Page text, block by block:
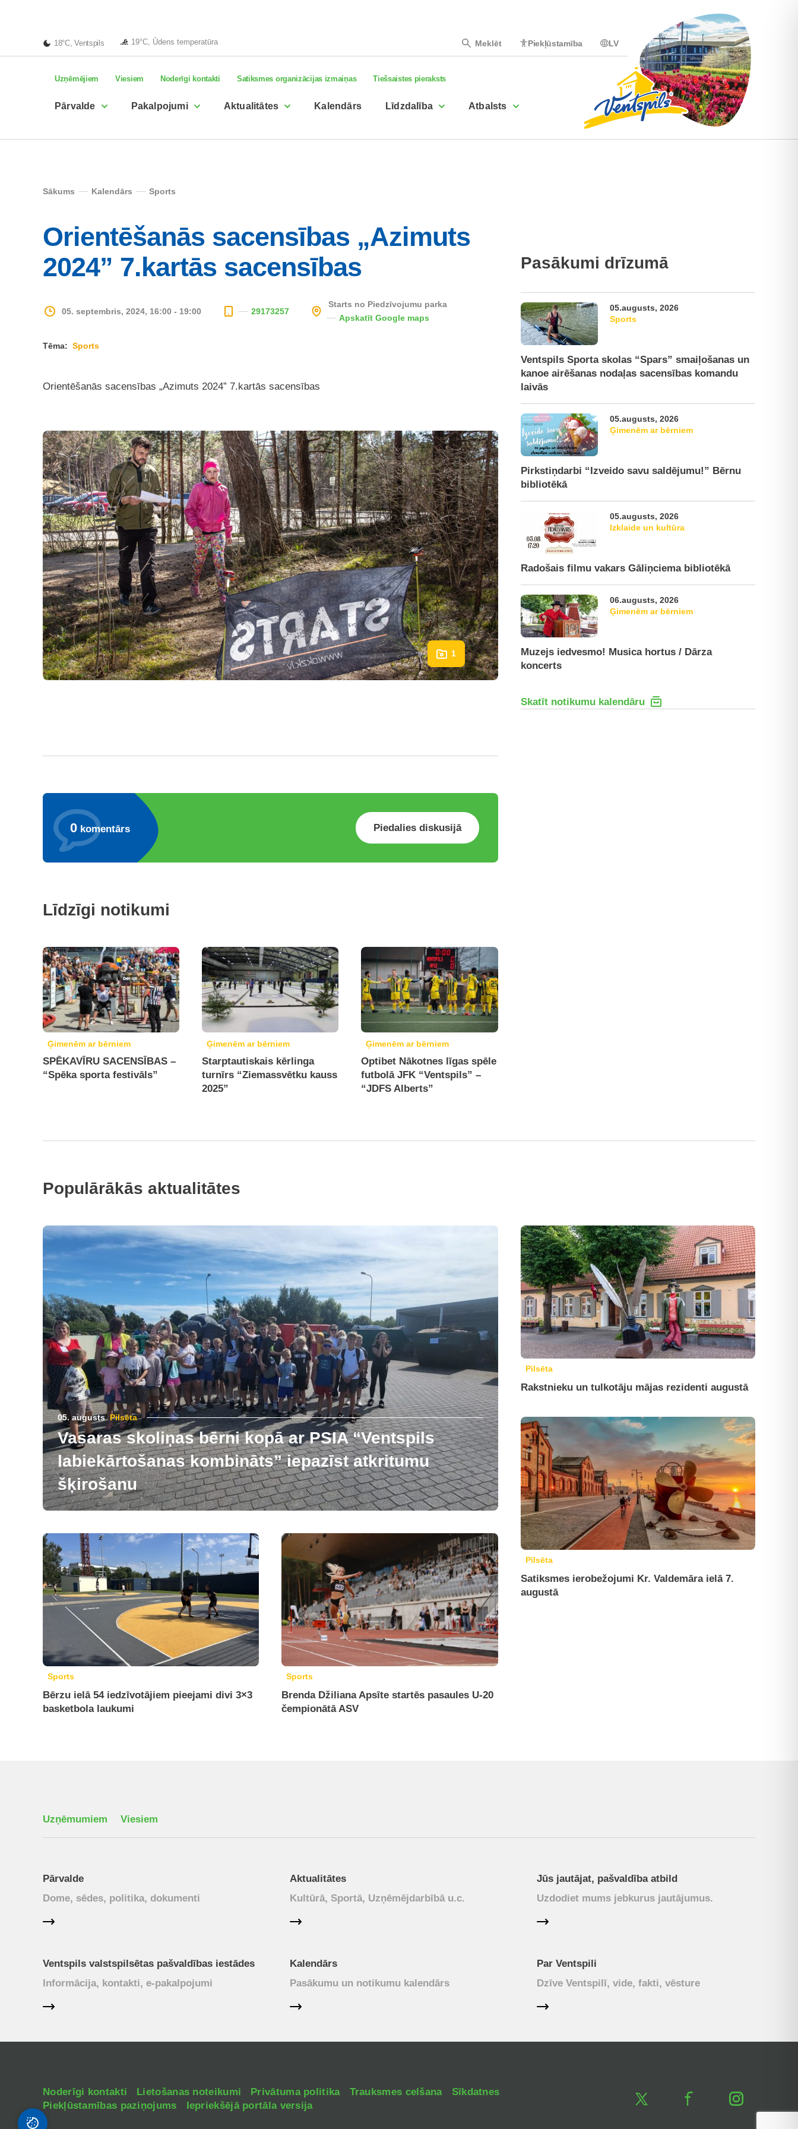
18°C, Ventspils 19°C, Ūdens temperatūra Meklēt Piekļūstamība LV
Uzņēmējiem Viesiem Noderīgi kontakti Satiksmes organizācijas izmaiņas Tiešsaistes pieraksts
Pārvalde Pakalpojumi Aktualitātes Kalendārs Līdzdalība Atbalsts
Sākums Kalendārs Sports
Orientēšanās sacensības „Azimuts
2024” 7.kartās sacensības
05. septembris, 2024, 16:00 - 19:00 29173257
Starts no Piedzīvojumu parka
Apskatīt Google maps
Tēma: Sports
Orientēšanās sacensības „Azimuts 2024” 7.kartās sacensības
1
0 komentārs Piedalies diskusijā
Līdzīgi notikumi
Ģimenēm ar bērniem
SPĒKAVĪRU SACENSĪBAS –
“Spēka sporta festivāls”
Ģimenēm ar bērniem
Starptautiskais kērlinga
turnīrs “Ziemassvētku kauss
2025”
Ģimenēm ar bērniem
Optibet Nākotnes līgas spēle
futbolā JFK “Ventspils” –
“JDFS Alberts”
Pasākumi drīzumā
05.augusts, 2026
Sports
Ventspils Sporta skolas “Spars” smaiļošanas un
kanoe airēšanas nodaļas sacensības komandu
laivās
05.augusts, 2026
Ģimenēm ar bērniem
Pirkstiņdarbi “Izveido savu saldējumu!” Bērnu
bibliotēkā
05.augusts, 2026
Izklaide un kultūra
Radošais filmu vakars Gāliņciema bibliotēkā
06.augusts, 2026
Ģimenēm ar bērniem
Muzejs iedvesmo! Musica hortus / Dārza
koncerts
Skatīt notikumu kalendāru
Populārākās aktualitātes
05. augusts Pilsēta
Vasaras skoliņas bērni kopā ar PSIA “Ventspils
labiekārtošanas kombināts” iepazīst atkritumu
šķirošanu
Sports
Bērzu ielā 54 iedzīvotājiem pieejami divi 3×3
basketbola laukumi
Sports
Brenda Džiliana Apsīte startēs pasaules U-20
čempionātā ASV
Pilsēta
Rakstnieku un tulkotāju mājas rezidenti augustā
Pilsēta
Satiksmes ierobežojumi Kr. Valdemāra ielā 7.
augustā
Uzņēmumiem Viesiem
Pārvalde
Dome, sēdes, politika, dokumenti
Aktualitātes
Kultūrā, Sportā, Uzņēmējdarbībā u.c.
Jūs jautājat, pašvaldība atbild
Uzdodiet mums jebkurus jautājumus.
Ventspils valstspilsētas pašvaldības iestādes
Informācija, kontakti, e-pakalpojumi
Kalendārs
Pasākumu un notikumu kalendārs
Par Ventspili
Dzīve Ventspilī, vide, fakti, vēsture
Noderīgi kontakti Lietošanas noteikumi Privātuma politika Trauksmes celšana
Sīkdatnes
Piekļūstamības paziņojums
Iepriekšējā portāla versija